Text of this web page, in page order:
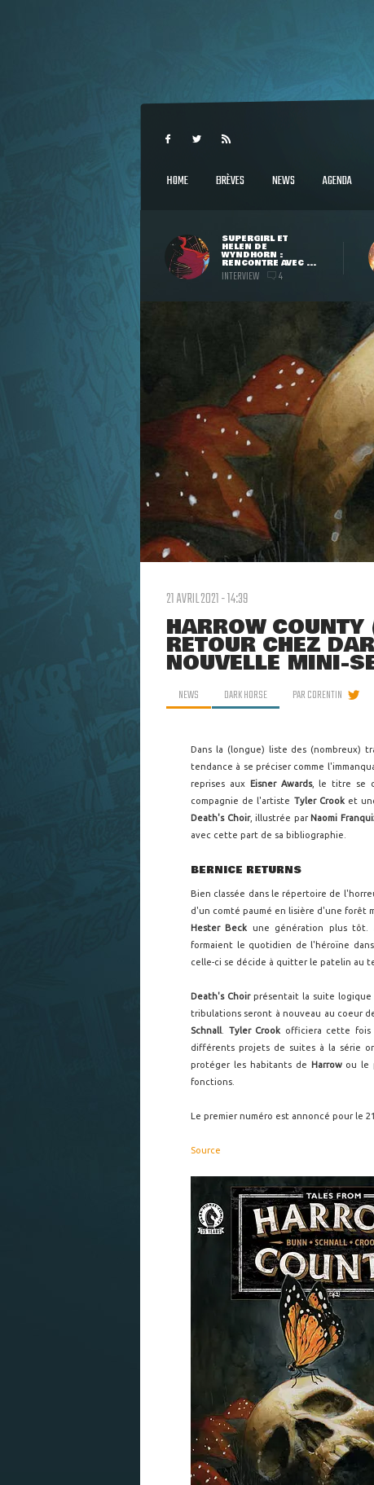
HOME BRÈVES NEWS AGENDA
SUPERGIRL ET
HELEN DE
WYNDHORN :
RENCONTRE AVEC ...
INTERVIEW 4
21 AVRIL 2021 - 14:39
HARROW
RETOUR CHEZ
NOUVELLE MINI-
NEWS DARK HORSE PARCORENTIN
Dans la (longue) liste des (nombreux)
tendance à se préciser comme
reprises aux
Eisner Awards, le titre se
compagnie de l'artiste Tyler Crooket
Death's Choir, illustrée par Naomi
avec cette part de sa bibliographie.
BERNICE RETURNS
Bien classée dans le répertoire de
d'un comté paumé en lisière d'une forêt
Hester Beck une génération plus tôt.
formaient le quotidien de l'héroïne
celle-ci se décide à quitter le patelin au
Death's Choirprésentait la suite logique
tribulations seront à nouveau au coeur
Schnall
Tyler Crook officiera cette fois
différents projets de suites à la série
protéger les habitants de
Harrowou le
fonctions.
Le premier numéro est annoncé pour le
Source